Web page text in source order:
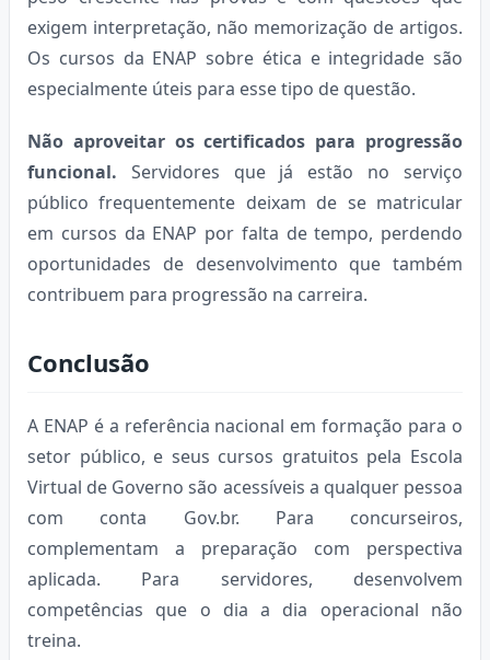
exigem interpretação, não memorização de artigos.
Os cursos da ENAP sobre ética e integridade são
especialmente úteis para esse tipo de questão.
Não aproveitar os certificados para progressão
funcional. Servidores que já estão no serviço
público frequentemente deixam de se matricular
em cursos da ENAP por falta de tempo, perdendo
oportunidades de desenvolvimento que também
contribuem para progressão na carreira.
Conclusão
A ENAP é a referência nacional em formação para o
setor público, e seus cursos gratuitos pela Escola
Virtual de Governo são acessíveis a qualquer pessoa
com conta Gov.br. Para concurseiros,
complementam a preparação com perspectiva
aplicada. Para servidores, desenvolvem
competências que o dia a dia operacional não
treina.